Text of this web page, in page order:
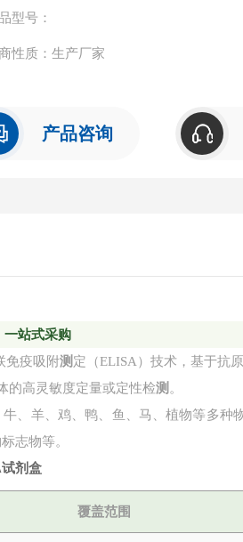
的黄色。颜色的深浅和样品中的目标呈正
型号：
性质：生产厂家
产品咨询
一站式采购
免疫吸附测 定（ELISA）技术，基于抗
的高灵敏度定量或定性检测 。
、羊、鸡、鸭、鱼、马、植物等多种
志物等。
剂盒
覆盖范围